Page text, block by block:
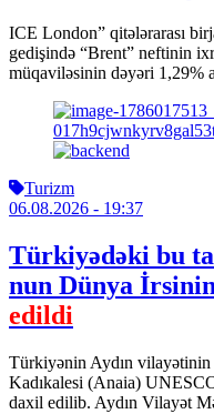
ICE London” qitələrarası
gedişində “Brent” neftinin
müqaviləsinin dəyəri
Turizm
06.08.2026 - 19:37
Türkiyədəki bu
nun Dünya
edildi
Türkiyənin Aydın vilayətinin
Kadıkalesi (Anaia)
daxil edilib. Aydın Vilayət